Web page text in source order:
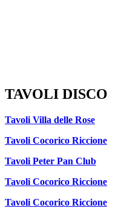
TAVOLI DISCO
Tavoli Villa delle Rose
Tavoli Cocorico Riccione
Tavoli Peter Pan Club
Tavoli Cocorico Riccione
Tavoli Cocorico Riccione